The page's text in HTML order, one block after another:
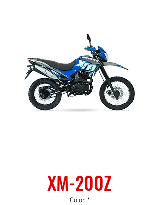
XM-200Z
Color *